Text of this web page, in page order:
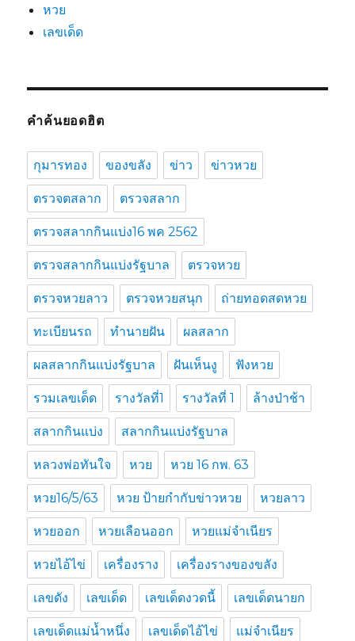
หวย
เลขเด็ด
คำค้นยอดฮิต
กุมารทอง ของขลัง ข่าว ข่าวหวย
ตรวจตสลาก ตรวจสลาก
ตรวจสลากกินแบ่ง16 พค 2562
ตรวจสลากกินแบ่งรัฐบาล ตรวจหวย
ตรวจหวยลาว ตรวจหวยสนุก ถ่ายทอดสดหวย
ทะเบียนรถ ทำนายฝัน ผลสลาก
ผลสลากกินแบ่งรัฐบาล ฝันเห็นงู ฟังหวย
รวมเลขเด็ด รางวัลที่1 รางวัลที่ 1 ล้างป่าช้า
สลากกินแบ่ง สลากกินแบ่งรัฐบาล
หลวงพ่อทันใจ หวย หวย 16 กพ. 63
หวย16/5/63 หวย ป้ายกำกับข่าวหวย หวยลาว
หวยออก หวยเลือนออก หวยแม่จำเนียร
หวยไอ้ไข่ เครื่องราง เครื่องรางของขลัง
เลขดัง เลขเด็ด เลขเด็ดงวดนี้ เลขเด็ดนายก
เลขเด็ดแม่น้ำหนึ่ง เลขเด็ดไอ้ไข่ แม่จำเนียร